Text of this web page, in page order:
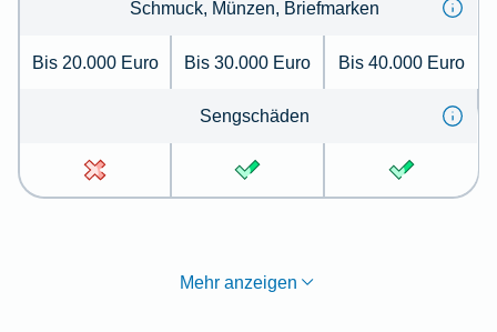
Schmuck, Münzen, Briefmarken
Bis 20.000 Euro Bis 30.000 Euro Bis 40.000 Euro
Sengschäden
Mehr anzeigen